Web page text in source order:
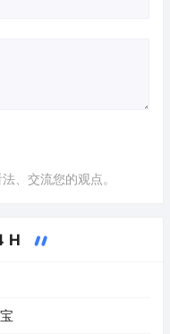
、交流您的观点。